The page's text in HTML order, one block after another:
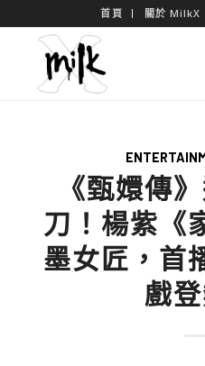
首頁 關於
《甄嬛傳
刀！楊紫《
墨女匠，首
戲